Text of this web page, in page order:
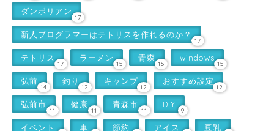
ダンボリアン
17
新人プログラマーはテトリスを作れるのか？
17
テトリス
17
ラーメン
15
青森
15
windows
15
弘前
14
釣り
12
キャンプ
12
おすすめ設定
12
弘前市
11
健康
11
青森市
11
DIY
9
イベント 車 節約 アイス 豆乳